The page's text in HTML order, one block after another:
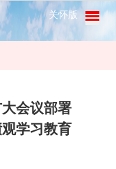
关怀版
会议部署
学习教育